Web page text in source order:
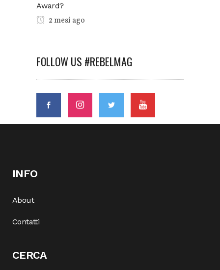
Award?
2 mesi ago
FOLLOW US #REBELMAG
INFO
About
Contatti
CERCA